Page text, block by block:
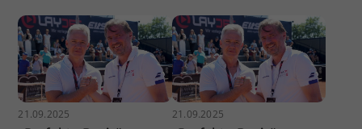
21.09.2025 21.09.2025